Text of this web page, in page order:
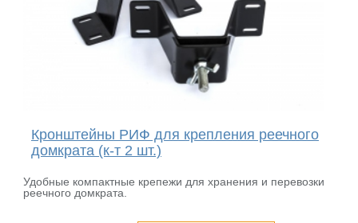
Кронштейны РИФ для крепления реечного
домкрата (к-т 2 шт.)
Удобные компактные крепежи для хранения и перевозки
реечного домкрата.